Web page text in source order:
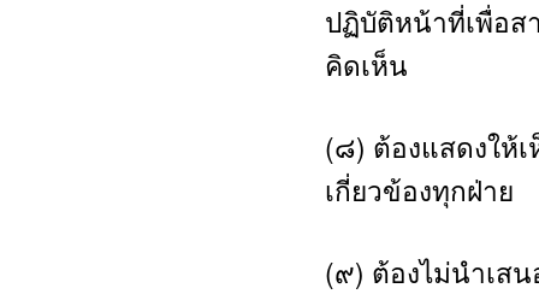
ปฏิบัติหน้าที่เพื่อส
คิดเห็น
(๘) ต้องแสดงให้
เกี่ยวข้องทุกฝ่าย
(๙) ต้องไม่นำเส